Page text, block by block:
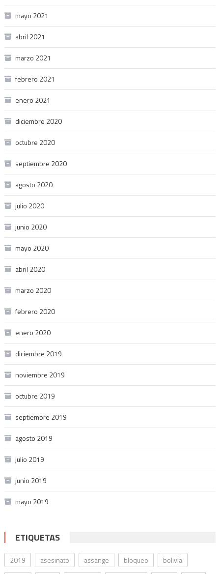
mayo 2021
abril 2021
marzo 2021
febrero 2021
enero 2021
diciembre 2020
octubre 2020
septiembre 2020
agosto 2020
julio 2020
junio 2020
mayo 2020
abril 2020
marzo 2020
febrero 2020
enero 2020
diciembre 2019
noviembre 2019
octubre 2019
septiembre 2019
agosto 2019
julio 2019
junio 2019
mayo 2019
ETIQUETAS
2019 asesinato assange bloqueo
bolivia